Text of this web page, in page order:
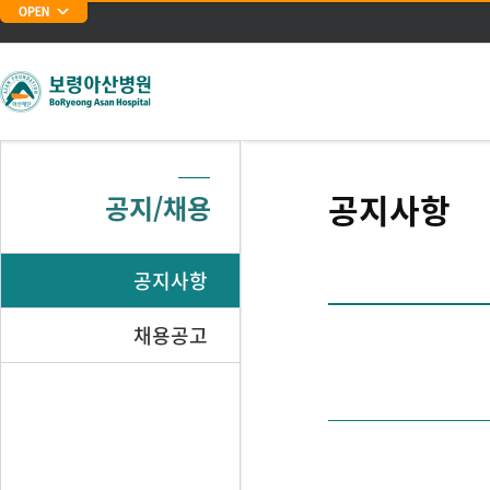
주메뉴 바로가기
본문 바로가기
공지/채용
공지사항
채용공고
공지사항